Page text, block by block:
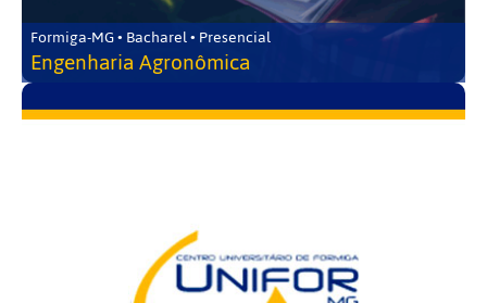
Formiga-MG • Bacharel • Presencial
Engenharia Agronômica